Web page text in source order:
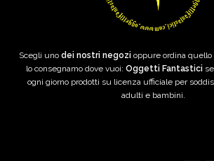
Scegli uno dei nostri negozioppure ordina quello
lo consegnamo dove vuoi: Oggetti Fantastici
ogni giorno prodotti su licenza ufficiale per
adulti e bambini.